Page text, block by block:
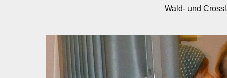
Wald- und